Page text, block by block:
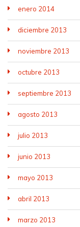
enero 2014
diciembre 2013
noviembre 2013
octubre 2013
septiembre 2013
agosto 2013
julio 2013
junio 2013
mayo 2013
abril 2013
marzo 2013